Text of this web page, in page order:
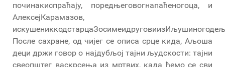
починакиспраћају, поредњеговогнапаћеногоца, и
АлексејКарамазов,
После сахране, од чијег се описа срце кида, Аљоша
деци држи говор о најдубљој тајни људскости: тајни
свеопштег васкрсења из мртвих, када ћемо се сви